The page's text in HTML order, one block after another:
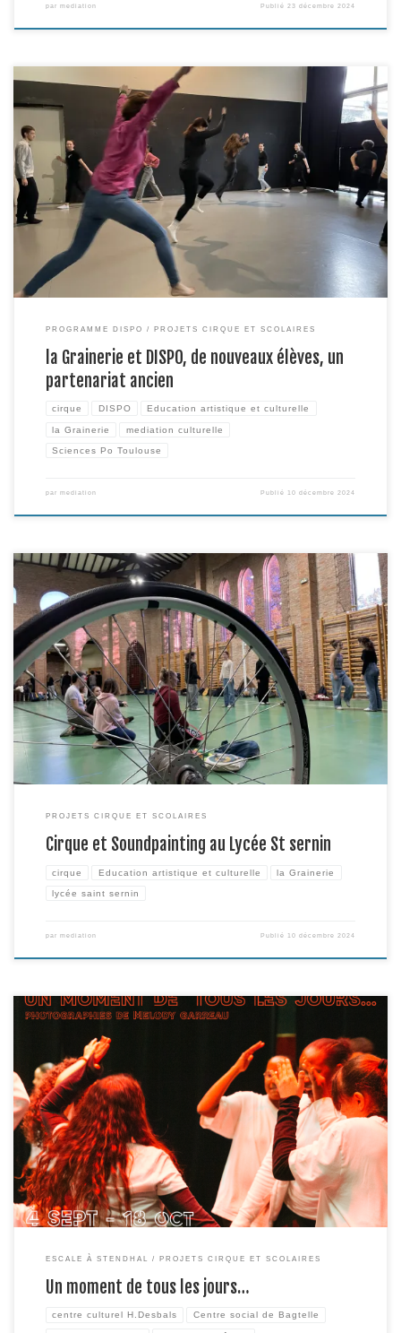
par mediation Publié 23 décembre 2024
Dans le cadre du Dispositif DISPO, programme d’égalité des chances de
Sciences Po-Toulouse, des lycéens du Lycée Germaine Tillon de
Castelnaudary, lauréats du dernier Prix d’actualité, sont venus ce 6
décembre découvrir tout à la fois la Grainerie, l’univers de la Cie Kitsch
Kong pour un atelier – rencontre, et […]
PROGRAMME DISPO PROJETS CIRQUE ET SCOLAIRES
la Grainerie et DISPO, de nouveaux élèves, un
partenariat ancien
cirque DISPO Education artistique et culturelle
la Grainerie mediation culturelle
Sciences Po Toulouse
par mediation Publié 10 décembre 2024
Parmi les différentes rencontres initiées autour de la présence des artistes
du Surnatural Orchestra dans le cadre de place au Chap, celles avec les 41
élèves de seconde de l’option musique du Lycée Saint Sernin s’annonce
féconde! Construit sur 3 grands axes développés par les artistes, à savoir
la composition […]
PROJETS CIRQUE ET SCOLAIRES
Cirque et Soundpainting au Lycée St sernin
cirque Education artistique et culturelle la Grainerie
lycée saint sernin
par mediation Publié 10 décembre 2024
Chaque année, dans le cadre d' »Escale à Stendhal », un.e photographe est
invité.e à poser son regard sur le projet, les liens qui s’y nouent, les
créations qui en naissent. Cette année, c’est Mélody Garreau qui a été
conviée par la Cie Embrouillamini à venir photographier les restitutions des
deux volets […]
ESCALE À STENDHAL PROJETS CIRQUE ET SCOLAIRES
Un moment de tous les jours…
centre culturel H.Desbals Centre social de Bagtelle